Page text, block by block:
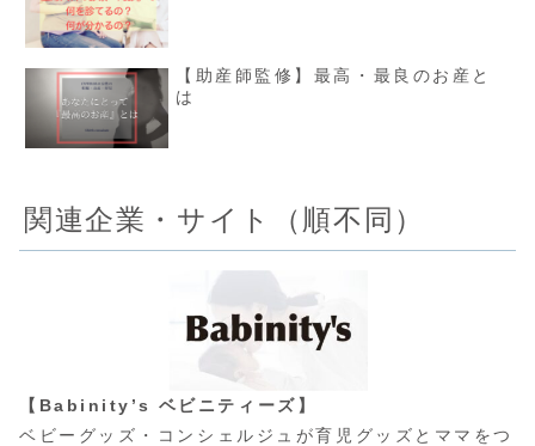
【助産師監修】最高・最良のお産と
は
関連企業・サイト（順不同）
【Babinity’s ベビニティーズ】
ベビーグッズ・コンシェルジュが育児グッズとママをつ